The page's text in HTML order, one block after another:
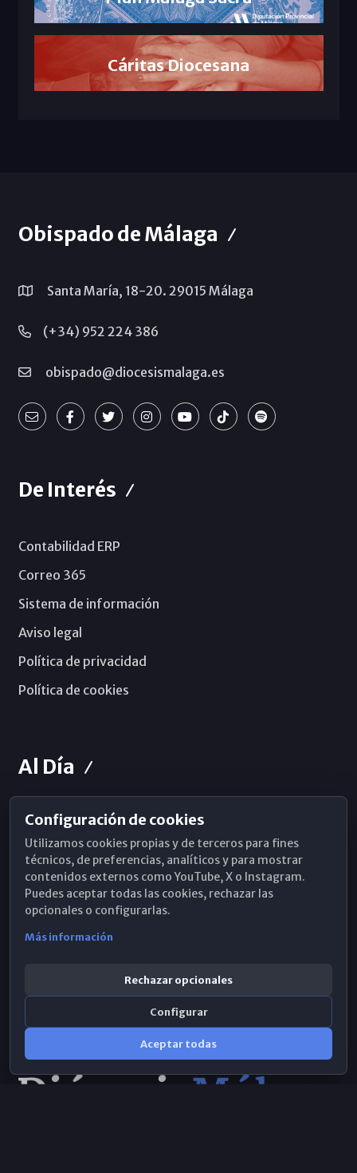
Cáritas Diocesana
Obispado de Málaga
Santa María, 18-20. 29015 Málaga
(+34) 952 224 386
obispado@diocesismalaga.es
De Interés
Contabilidad ERP
Correo 365
Sistema de información
Aviso legal
Política de privacidad
Política de cookies
Al Día
Horarios de Misa
Hemeroteca
WhatsApp
Configuración de cookies
Utilizamos cookies propias y de terceros para fines
técnicos, de preferencias, analíticos y para mostrar
contenidos externos como YouTube, X o Instagram.
Puedes aceptar todas las cookies, rechazar las
opcionales o configurarlas.
Más información
Rechazar opcionales
Configurar
Aceptar todas